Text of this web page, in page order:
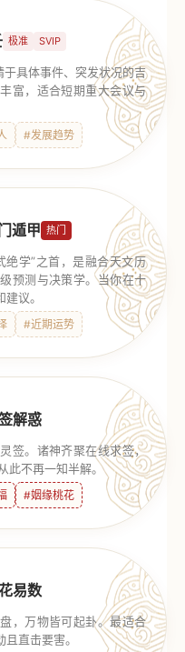
极准 SVIP
于具体事件、突发状况的吉
富，适合短期重大会议与
#发展趋势
遁甲 热门
绝学”之首，是融合天文历
预测与决策学。当你在十
议。
#近期运势
解惑
签。诸神齐聚在线求签，
此不再一知半解。
#姻缘桃花
易数
，万物皆可起卦。最适合
直击要害。